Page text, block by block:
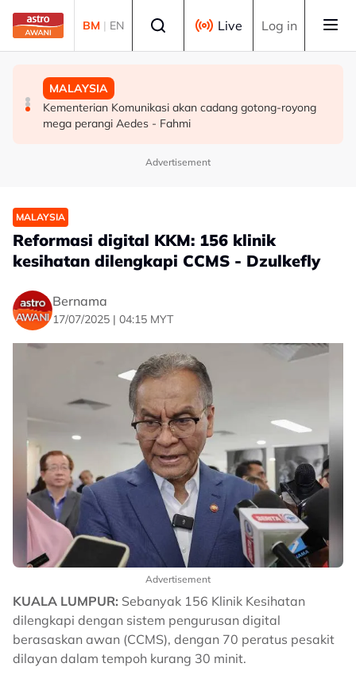
Skip to main content
BM | EN Live Log in
MALAYSIA
TMJ terima menghadap pemilik bersama Chelsea FC
menjelang aksi persahabatan malam ini
SUKAN
Gabriel Palmero sah milik JDT!
MALAYSIA
Kementerian Komunikasi akan cadang gotong-royong
mega perangi Aedes - Fahmi
Advertisement
MALAYSIA
Reformasi digital KKM: 156 klinik
kesihatan dilengkapi CCMS - Dzulkefly
Bernama
17/07/2025 | 04:15 MYT
Advertisement
KUALA LUMPUR: Sebanyak 156 Klinik Kesihatan
dilengkapi dengan sistem pengurusan digital
berasaskan awan (CCMS), dengan 70 peratus pesakit
dilayan dalam tempoh kurang 30 minit.